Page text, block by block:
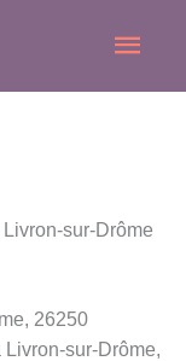
sur-Drôme
26250
sur-Drôme,